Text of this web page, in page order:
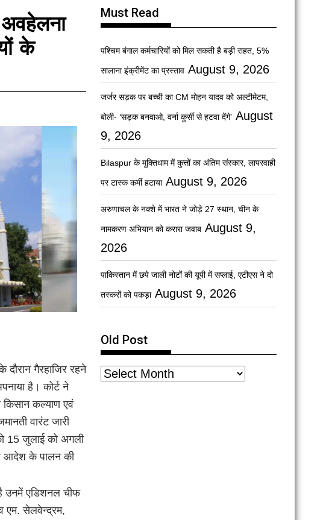
के
गैरहाजिर रहने
है। कोर्ट ने
कल्याण एवं
वारंट जारी
15 जुलाई को अगली
आदेश के पालन की
है उनमें एडिशनल चीफ
एम. सेलवेन्द्रम,
Must Read
पश्चिम बंगाल कर्मचारियों को मिल सकती है बड़ी राहत, 5%
सालाना इंक्रीमेंट का प्रस्ताव August 9, 2026
जर्जर सड़क पर बच्ची का CM मोहन यादव को अल्टीमेटम,
बोली- ‘सड़क बनवाओ, वर्ना कुर्सी से हटवा देंगे’ August
9, 2026
Bilaspur के मुक्तिधाम में कुत्तों का अंतिम संस्कार, लापरवाही
पर टास्क कर्मी हटाया August 9, 2026
अरुणाचल के नक्शे में भारत ने जोड़े 27 स्थान, चीन के
नामकरण अभियान को करारा जवाब August 9,
2026
पाकिस्तान में छपे जाली नोटों की यूपी में सप्लाई, एटीएस ने दो
तस्करों को पकड़ा August 9, 2026
Old Post